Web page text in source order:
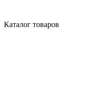
Каталог товаров